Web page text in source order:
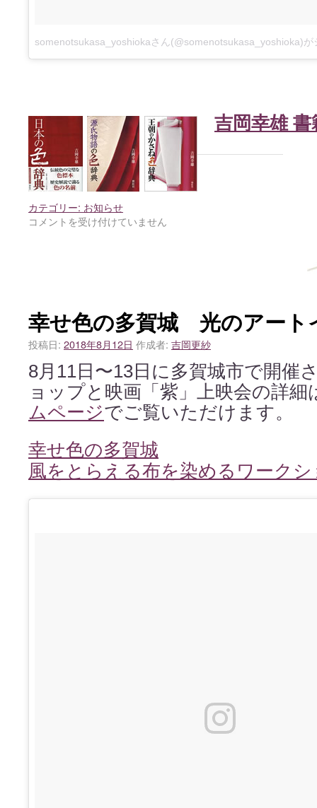
somenotsukasa_yoshiokaさん(@somenotsukasa_yoshioka)が
吉岡幸雄 書
カテゴリー: お知らせ
コメントを受け付けていません
幸せ色の多賀城 光のアート
投稿日: 2018年8月12日 作成者: 吉岡更紗
8月11日〜13日に多賀城市で開催
ョップと映画「紫」上映会の詳細
ムページでご覧いただけます。
幸せ色の多賀城
風をとらえる布を染めるワーク